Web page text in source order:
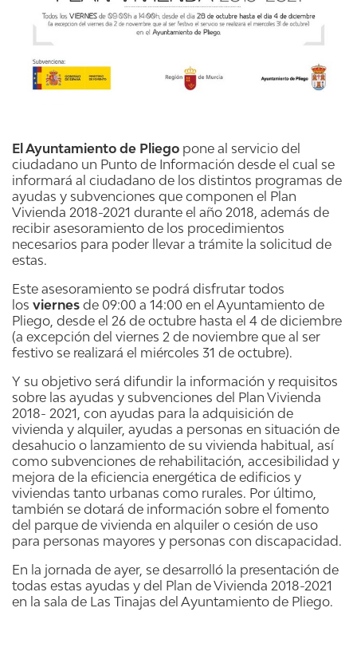
El Ayuntamiento de Pliego pone al servicio del
ciudadano un Punto de Información desde el cual se
informará al ciudadano de los distintos programas de
ayudas y subvenciones que componen el Plan
Vivienda 2018-2021 durante el año 2018, además de
recibir asesoramiento de los procedimientos
necesarios para poder llevar a trámite la solicitud de
estas.
Este asesoramiento se podrá disfrutar todos
los viernes de 09:00 a 14:00 en el Ayuntamiento de
Pliego, desde el 26 de octubre hasta el 4 de diciembre
(a excepción del viernes 2 de noviembre que al ser
festivo se realizará el miércoles 31 de octubre).
Y su objetivo será difundir la información y requisitos
sobre las ayudas y subvenciones del Plan Vivienda
2018- 2021, con ayudas para la adquisición de
vivienda y alquiler, ayudas a personas en situación de
desahucio o lanzamiento de su vivienda habitual, así
como subvenciones de rehabilitación, accesibilidad y
mejora de la eficiencia energética de edificios y
viviendas tanto urbanas como rurales. Por último,
también se dotará de información sobre el fomento
del parque de vivienda en alquiler o cesión de uso
para personas mayores y personas con discapacidad.
En la jornada de ayer, se desarrolló la presentación de
todas estas ayudas y del Plan de Vivienda 2018-2021
en la sala de Las Tinajas del Ayuntamiento de Pliego.